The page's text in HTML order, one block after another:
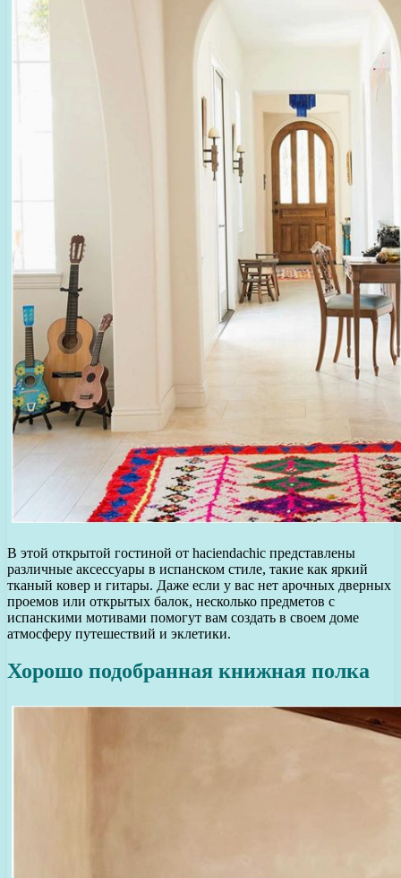
В этой открытой гостиной от haciendachic представлены
различные аксессуары в испанском стиле, такие как яркий
тканый ковер и гитары. Даже если у вас нет арочных дверных
проемов или открытых балок, несколько предметов с
испанскими мотивами помогут вам создать в своем доме
атмосферу путешествий и эклетики.
Хорошо подобранная книжная полка